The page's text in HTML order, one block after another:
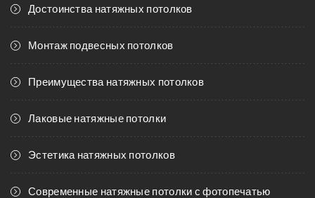
Достоинства натяжных потолков
Монтаж подвесных потолков
Преимущества натяжных потолков
Лаковые натяжные потолки
Эстетика натяжных потолков
Современные натяжные потолки с фотопечатью